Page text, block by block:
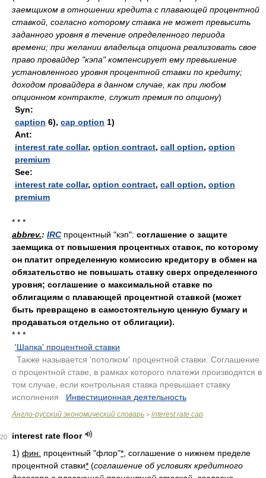
заемщиком в отношении кредита с плавающей процентной
ставкой, согласно которому ставка не может превысить
заданного уровня в течение определенного периода
времени; при желании владельца опциона реализовать свое
право провайдер "кэпа" компенсирует ему превышение
установленного уровня процентной ставки по кредиту;
доходом провайдера в данном случае, как при любом
опционном контракте, служит премия по опциону)
Syn:
caption 6), cap option 1)
Ant:
interest rate collar, option contract, call option, option
premium
See:
interest rate collar, option contract, call option, option
premium
* * *
abbrev.: IRCпроцентный "кэп": соглашение о защите
заемщика от повышения процентных ставок, по которому
он платит определенную комиссию кредитору в обмен на
обязательство не повышать ставку сверх определенного
уровня; соглашение о максимальной ставке по
облигациям с плавающей процентной ставкой (может
быть превращено в самостоятельную ценную бумагу и
продаваться отдельно от облигации).
* * *
'Шапка' процентной ставки
Также называется 'потолком' процентной ставки. Соглашение
о процентной ставе, в рамках которого платежи производятся в
том случае, если контрольная ставка превышает ставку
исполнения
Инвестиционная деятельность
Англо-русский экономический словарь > interest rate cap
20
interest rate floor
1) фин. процентный "флор"* , соглашение о нижнем пределе
процентной ставки* (соглашение об условиях кредитного